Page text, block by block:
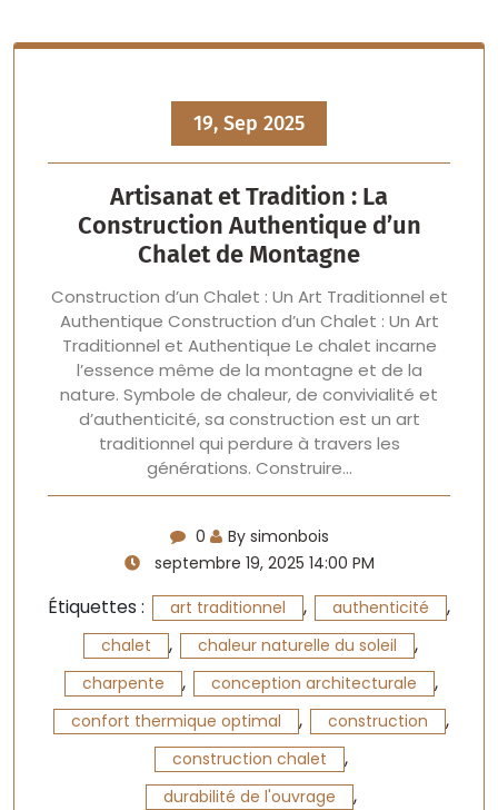
19, Sep 2025
Artisanat et Tradition : La
Construction Authentique d’un
Chalet de Montagne
Construction d’un Chalet : Un Art Traditionnel et
Authentique Construction d’un Chalet : Un Art
Traditionnel et Authentique Le chalet incarne
l’essence même de la montagne et de la
nature. Symbole de chaleur, de convivialité et
d’authenticité, sa construction est un art
traditionnel qui perdure à travers les
générations. Construire…
0
By simonbois
septembre 19, 2025 14:00 PM
Étiquettes : art traditionnel , authenticité ,
chalet , chaleur naturelle du soleil ,
charpente , conception architecturale ,
confort thermique optimal , construction ,
construction chalet ,
durabilité de l'ouvrage ,